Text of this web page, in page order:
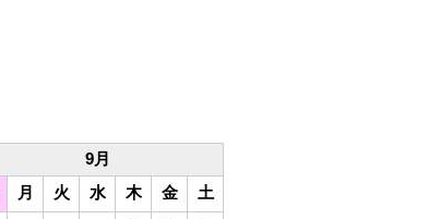
9月
月 火 水 木 金
土